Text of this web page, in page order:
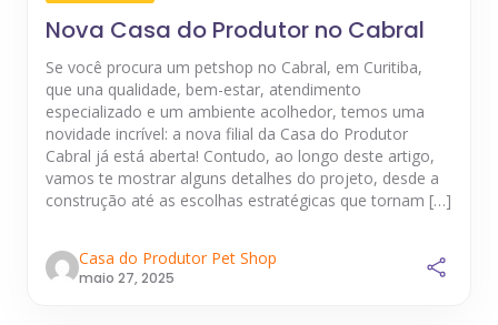
Nova Casa do Produtor no Cabral
Se você procura um petshop no Cabral, em Curitiba,
que una qualidade, bem-estar, atendimento
especializado e um ambiente acolhedor, temos uma
novidade incrível: a nova filial da Casa do Produtor
Cabral já está aberta! Contudo, ao longo deste artigo,
vamos te mostrar alguns detalhes do projeto, desde a
construção até as escolhas estratégicas que tornam […]
Casa do Produtor Pet Shop
maio 27, 2025